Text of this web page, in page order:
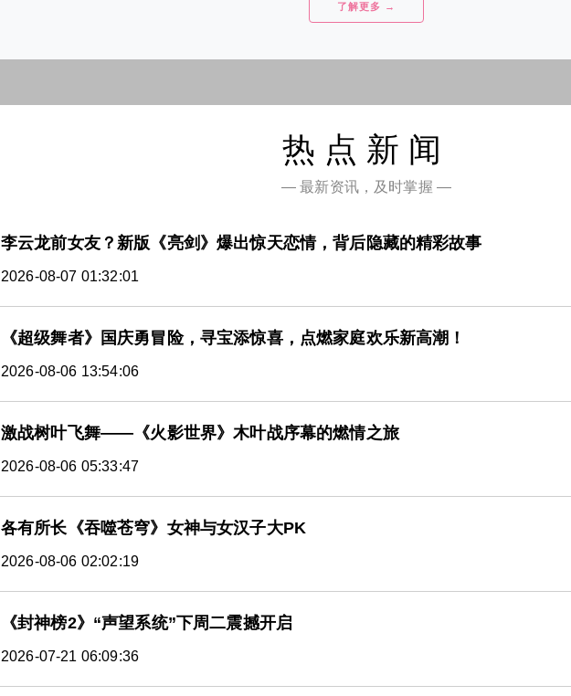
了解更多 →
热点新闻
— 最新资讯，及时掌握 —
李云龙前女友？新版《亮剑》爆出惊天恋情，背后隐藏的精彩故事
2026-08-07 01:32:01
《超级舞者》国庆勇冒险，寻宝添惊喜，点燃家庭欢乐新高潮！
2026-08-06 13:54:06
激战树叶飞舞——《火影世界》木叶战序幕的燃情之旅
2026-08-06 05:33:47
各有所长《吞噬苍穹》女神与女汉子大PK
2026-08-06 02:02:19
《封神榜2》“声望系统”下周二震撼开启
2026-07-21 06:09:36